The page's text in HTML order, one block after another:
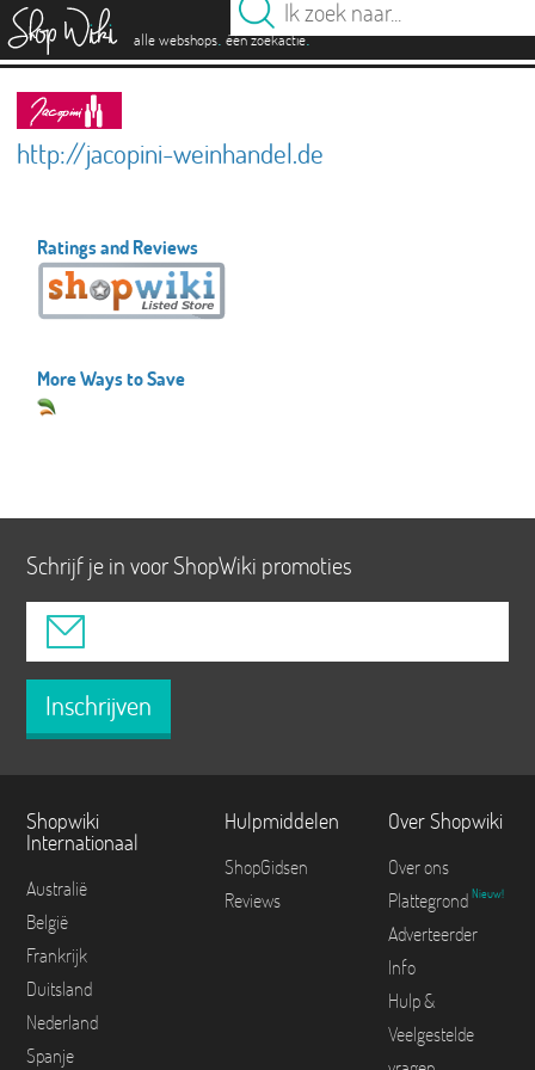
alle webshops. één zoekactie.
http://jacopini-weinhandel.de
Ratings and Reviews
More Ways to Save
Schrijf je in voor ShopWiki promoties
Inschrijven
Shopwiki
Internationaal
Australië
België
Frankrijk
Duitsland
Nederland
Spanje
Hulpmiddelen
ShopGidsen
Reviews
Over Shopwiki
Over ons
Plattegrond Nieuw!
Adverteerder
Info
Hulp &
Veelgestelde